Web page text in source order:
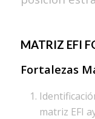
MATRIZ EFI
Fortalezas
matriz EFI